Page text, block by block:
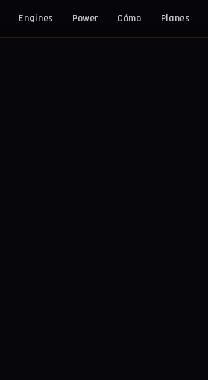
Engines Power Cómo Planes